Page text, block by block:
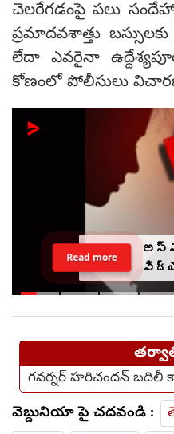
చెలరేగడంపై పలు
ప్రమాదవశాత్తు
లేదా ఎవరైనా
కోణంలో పోలీసులు
Read more
గవర్నర్ హరిచందన్ బదిలీ
వెబ్దునియా పై చదవండి :